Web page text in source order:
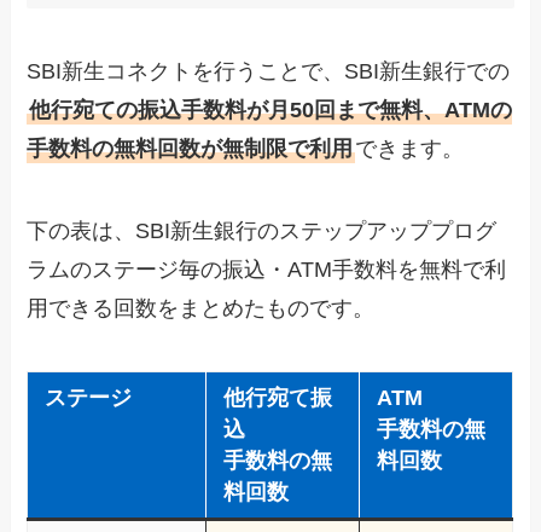
SBI新生コネクトを行うことで、SBI新生銀行での
他行宛ての振込手数料が月50回まで無料、ATMの
手数料の無料回数が無制限で利用できます。
下の表は、SBI新生銀行のステップアッププログ
ラムのステージ毎の振込・ATM手数料を無料で利
用できる回数をまとめたものです。
ステージ
他行宛て振
込
手数料の無
料回数
ATM
手数料の無
料回数